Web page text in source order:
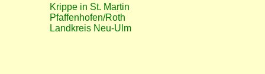
Krippe in St. Martin
Pfaffenhofen/Roth
Landkreis Neu-Ulm